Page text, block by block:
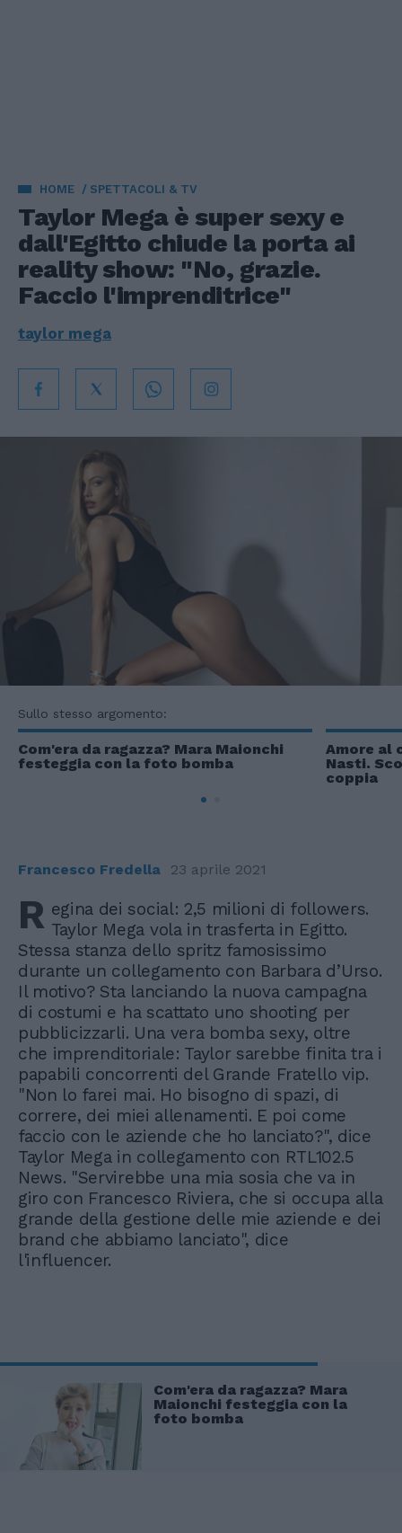
HOME SPETTACOLI & TV
Taylor Mega è super sexy e
dall'Egitto chiude la porta ai
reality show: "No, grazie.
Faccio l'imprenditrice"
taylor mega
Sullo stesso argomento:
Com'era da ragazza? Mara Maionchi
festeggia con la foto bomba
Amore al
Nasti.
coppia
Francesco Fredella 23 aprile 2021
R egina dei social: 2,5 milioni di followers.
Taylor Mega vola in trasferta in Egitto.
Stessa stanza dello spritz famosissimo
durante un collegamento con Barbara d’Urso.
Il motivo? Sta lanciando la nuova campagna
di costumi e ha scattato uno shooting per
pubblicizzarli. Una vera bomba sexy, oltre
che imprenditoriale: Taylor sarebbe finita tra i
papabili concorrenti del Grande Fratello vip.
"Non lo farei mai. Ho bisogno di spazi, di
correre, dei miei allenamenti. E poi come
faccio con le aziende che ho lanciato?", dice
Taylor Mega in collegamento con RTL102.5
News. "Servirebbe una mia sosia che va in
giro con Francesco Riviera, che si occupa alla
grande della gestione delle mie aziende e dei
brand che abbiamo lanciato", dice
l'influencer.
Com'era da ragazza? Mara
Maionchi festeggia con la
foto bomba